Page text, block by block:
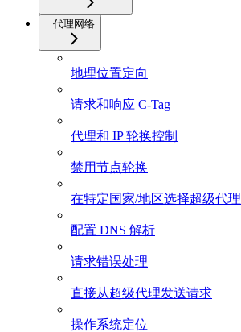
代理网络
地理位置定向
请求和响应 C-Tag
代理和 IP 轮换控制
禁用节点轮换
在特定国家/地区选择超级代理
配置 DNS 解析
请求错误处理
直接从超级代理发送请求
操作系统定位